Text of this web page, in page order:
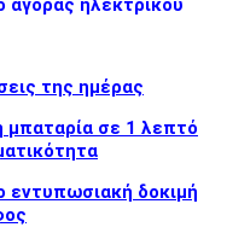
αγοράς ηλεκτρικού
της ημέρας
μπαταρία σε 1 λεπτό
εντυπωσιακή δοκιμή